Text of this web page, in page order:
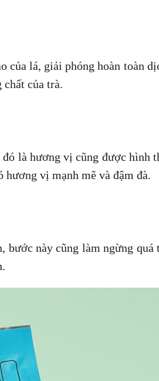
của lá, giải phóng hoàn toàn
của trà.
là hương vị cũng được hình
hương vị mạnh mẽ và đậm đà.
bước này cũng làm ngừng quá